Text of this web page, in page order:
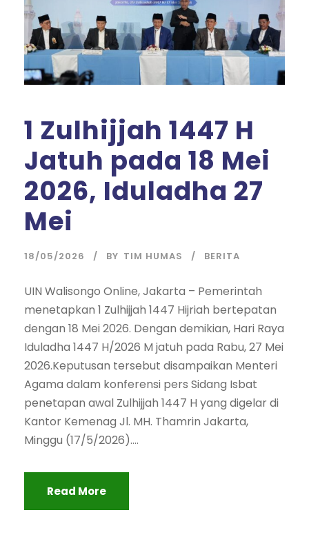
1 Zulhijjah 1447 H
Jatuh pada 18 Mei
2026, Iduladha 27
Mei
18/05/2026 BY TIM HUMAS BERITA
UIN Walisongo Online, Jakarta – Pemerintah
menetapkan 1 Zulhijjah 1447 Hijriah bertepatan
dengan 18 Mei 2026. Dengan demikian, Hari Raya
Iduladha 1447 H/2026 M jatuh pada Rabu, 27 Mei
2026.Keputusan tersebut disampaikan Menteri
Agama dalam konferensi pers Sidang Isbat
penetapan awal Zulhijjah 1447 H yang digelar di
Kantor Kemenag Jl. MH. Thamrin Jakarta,
Minggu (17/5/2026)....
Read More